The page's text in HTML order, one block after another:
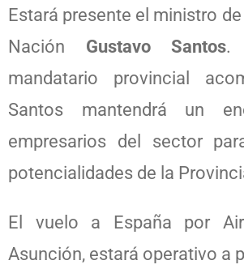
Estará presente el ministro
Nación Gustavo Santos.
mandatario provincial
Santos mantendrá un
empresarios del sector
potencialidades de la
El vuelo a España por
Asunción, estará operativo a